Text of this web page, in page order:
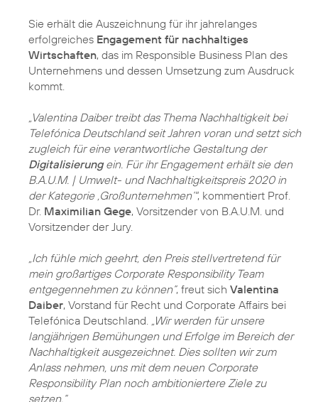
Sie erhält die Auszeichnung für ihr jahrelanges
erfolgreiches Engagement für nachhaltiges
Wirtschaften, das im Responsible Business Plan des
Unternehmens und dessen Umsetzung zum Ausdruck
kommt.
„Valentina Daiber treibt das Thema Nachhaltigkeit bei
Telefónica Deutschland seit Jahren voran und setzt sich
zugleich für eine verantwortliche Gestaltung der
Digitalisierungein. Für ihr Engagement erhält sie den
B.A.U.M. | Umwelt- und Nachhaltigkeitspreis 2020 in
der Kategorie ,Großunternehmen‘", kommentiert Prof.
Dr. Maximilian Gege, Vorsitzender von B.A.U.M. und
Vorsitzender der Jury.
„Ich fühle mich geehrt, den Preis stellvertretend für
mein großartiges Corporate Responsibility Team
entgegennehmen zu können“, freut sich Valentina
Daiber, Vorstand für Recht und Corporate Affairs bei
Telefónica Deutschland.
„Wir werden für unsere
langjährigen Bemühungen und Erfolge im Bereich der
Nachhaltigkeit ausgezeichnet. Dies sollten wir zum
Anlass nehmen, uns mit dem neuen Corporate
Responsibility Plan noch ambitioniertere Ziele zu
setzen.“